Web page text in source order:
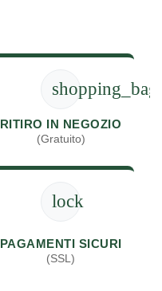
shopping_bag
RITIRO IN NEGOZIO
(Gratuito)
lock
PAGAMENTI SICURI
(SSL)